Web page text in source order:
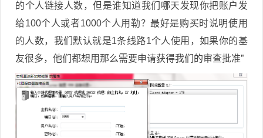
的个人链接人数，但是谁知道我们哪天发现你把账户发
给100个人或者1000个人用勒？最好是购买时说明使用
的人数，我们默认就是1条线路1个人使用，如果你的基
友很多，他们都想用那么需要申请获得我们的审查批准”